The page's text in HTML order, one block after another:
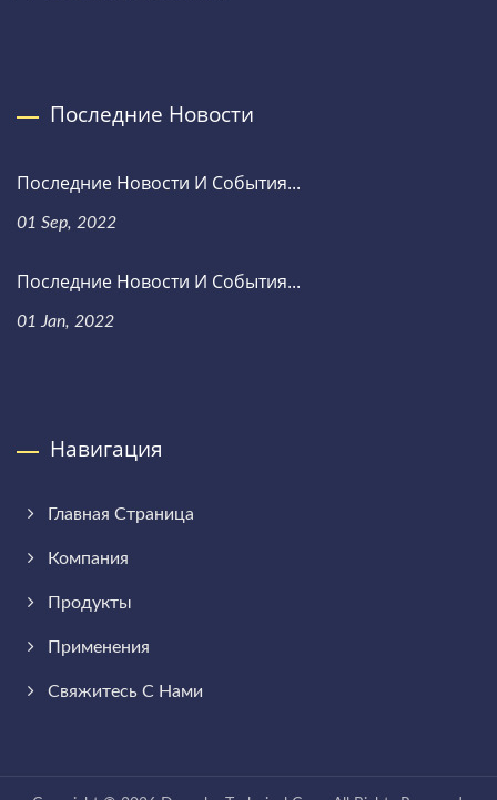
Последние Новости
Последние Новости И События...
01 Sep, 2022
Последние Новости И События...
01 Jan, 2022
Навигация
Главная Страница
Компания
Продукты
Применения
Свяжитесь С Нами